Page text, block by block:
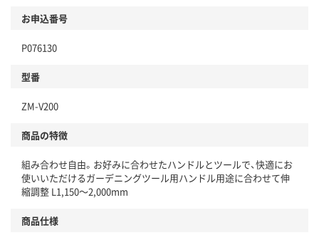
お申込番号
P076130
型番
ZM-V200
商品の特徴
組み合わせ自由。お好みに合わせたハンドルとツールで、快適にお
使いいただけるガーデニングツール用ハンドル用途に合わせて伸
縮調整 L1,150～2,000mm
商品仕様